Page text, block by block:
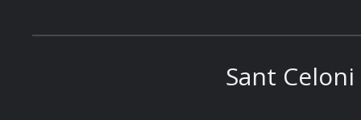
Sant Celoni